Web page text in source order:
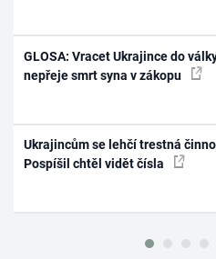
GLOSA: Vracet Ukrajince do
nepřeje smrt syna v zákopu
Ukrajincům se lehčí trestná
Pospíšil chtěl vidět čísla